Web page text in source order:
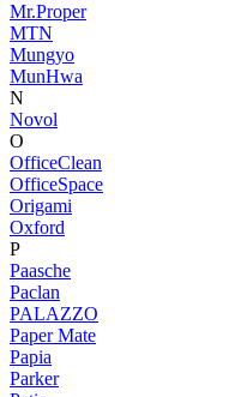
Mr.Proper
MTN
Mungyo
MunHwa
N
Novol
O
OfficeClean
OfficeSpace
Origami
Oxford
P
Paasche
Paclan
PALAZZO
Paper Mate
Papia
Parker